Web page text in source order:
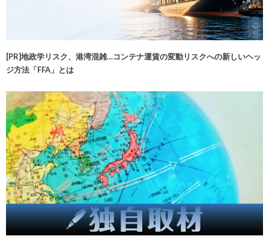
[PR]地政学リスク、港湾混雑…コンテナ運賃の変動リスクへの新しいヘッ
ジ方法「FFA」とは